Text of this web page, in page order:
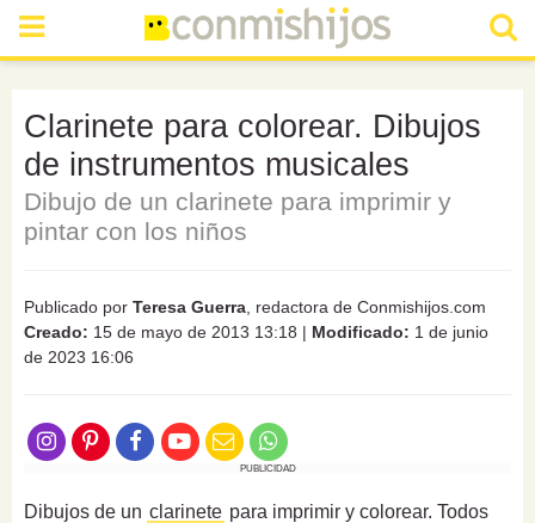
Clarinete para colorear. Dibujos
de instrumentos musicales
Dibujo de un clarinete para imprimir y
pintar con los niños
Publicado por Teresa Guerra , redactora de Conmishijos.com
Creado: 15 de mayo de 2013 13:18 | Modificado: 1 de junio
de 2023 16:06
PUBLICIDAD
Dibujos de un clarinete para imprimir y colorear. Todos